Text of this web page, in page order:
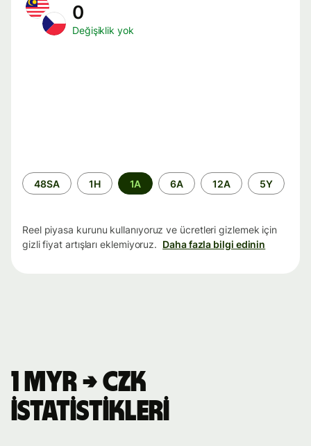
0
Değişiklik yok
Zaman
aralığı
48SA 1H 1A 6A 12A 5Y
Reel piyasa kurunu kullanıyoruz ve ücretleri gizlemek için
gizli fiyat artışları eklemiyoruz. Daha fazla bilgi edinin
1 MYR → CZK
istatistikleri